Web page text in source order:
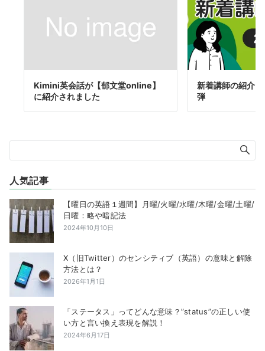
Kimini英会話が【郁文堂online】
に紹介されました
新着講師の紹介
弾
人気記事
【曜日の英語１週間】月曜/火曜/水曜/木曜/金曜/土曜/
日曜：略や暗記法
2024年10月10日
X（旧Twitter）のセンシティブ（英語）の意味と解除
方法とは？
2026年1月1日
「ステータス」ってどんな意味？”status”の正しい使
い方と言い換え表現を解説！
2024年6月17日